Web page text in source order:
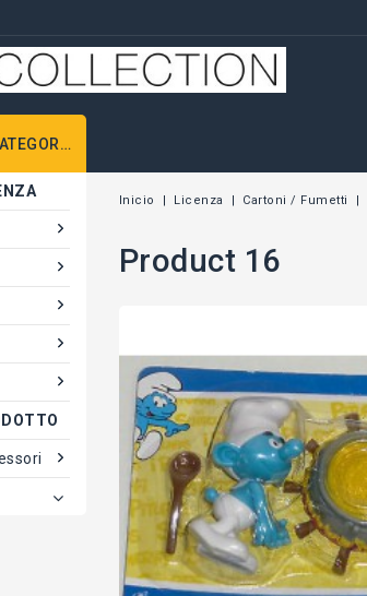
Inicio Licenza Cartoni / Fumetti
Product 16